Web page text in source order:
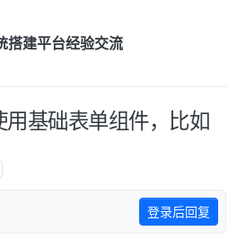
搭建平台经验交流
基础表单组件，比如
登录后回复